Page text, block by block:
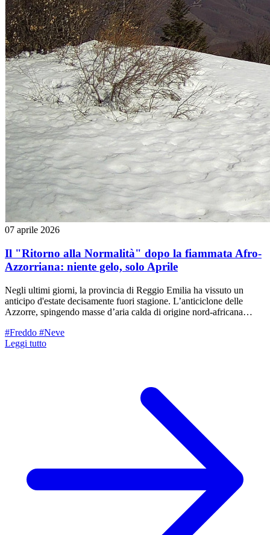
07 aprile 2026
Il "Ritorno alla Normalità" dopo la fiammata Afro-
Azzorriana: niente gelo, solo Aprile
Negli ultimi giorni, la provincia di Reggio Emilia ha vissuto un
anticipo d'estate decisamente fuori stagione. L’anticiclone delle
Azzorre, spingendo masse d’aria calda di origine nord-africana
ben 19°C in alta quota. Temperature che, per il periodo pasquale,
sono decisamente oltre la media. Tuttavia, l'ultima parte della
#Freddo #Neve
Leggi tutto